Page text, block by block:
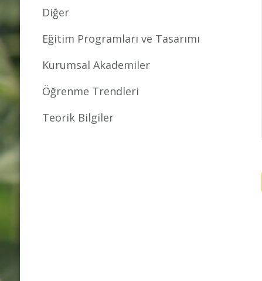
Diğer
Eğitim Programları ve Tasarımı
Kurumsal Akademiler
Öğrenme Trendleri
Teorik Bilgiler